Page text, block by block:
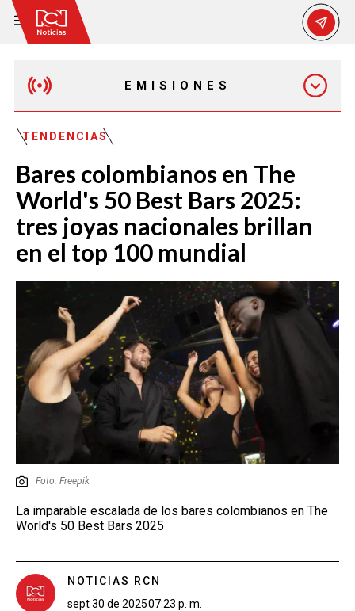
EMISIONES
MAÑANA EXPRESS
EMISIÓN 12:30 PM
EMISIÓN 7:00 PM
EMISIÓN 11:30 PM
TENDENCIAS
Bares colombianos en The
World's 50 Best Bars 2025:
tres joyas nacionales brillan
en el top 100 mundial
Foto: Freepik
La imparable escalada de los bares colombianos en The
World's 50 Best Bars 2025
NOTICIAS RCN
sept 30 de 202507:23 p. m.